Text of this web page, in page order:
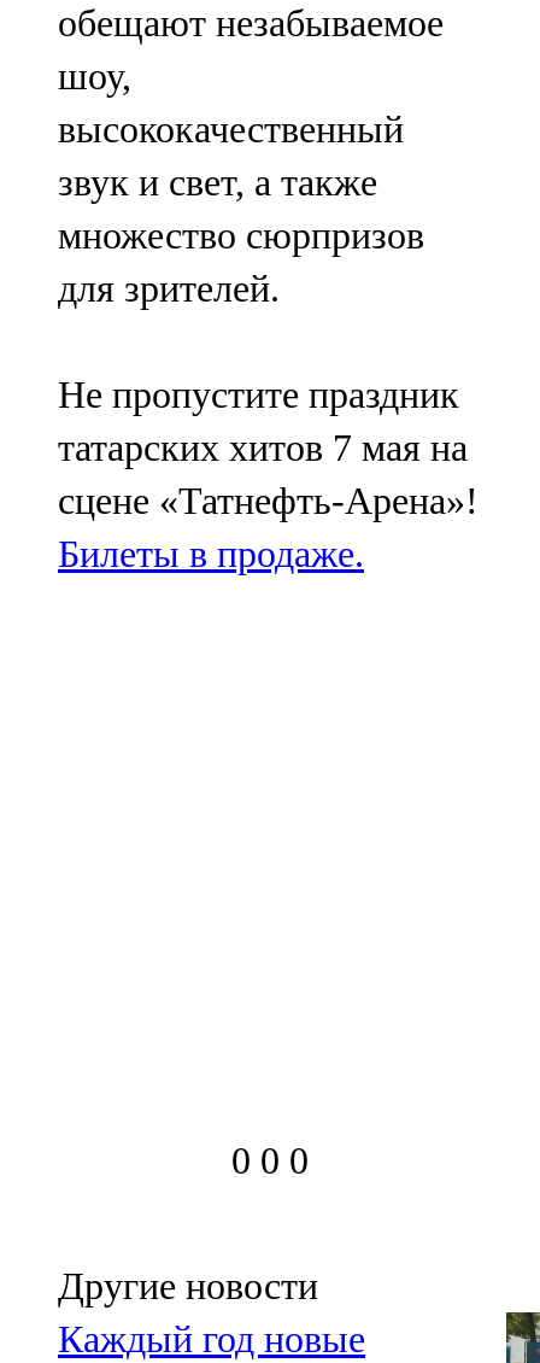
обещают незабываемое
шоу,
высококачественный
звук и свет, а также
множество сюрпризов
для зрителей.
Не пропустите праздник
татарских хитов 7 мая на
сцене «Татнефть-Арена»!
Билеты в продаже.
0 0 0
Другие новости
Каждый год новые